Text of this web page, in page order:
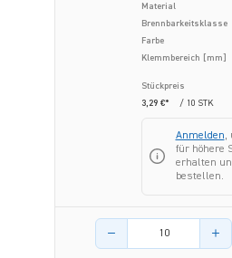
Material
Brennbarkeitsklasse
Farbe
Klemmbereich [mm]
Stückpreis
3,29 €*
/ 10 STK
Anmelden,
für höhere
erhalten
bestellen.
Menge des Artikels